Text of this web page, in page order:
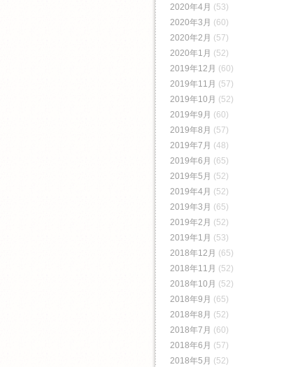
2020年4月 (53)
2020年3月 (60)
2020年2月 (57)
2020年1月 (52)
2019年12月 (60)
2019年11月 (57)
2019年10月 (52)
2019年9月 (60)
2019年8月 (57)
2019年7月 (48)
2019年6月 (65)
2019年5月 (52)
2019年4月 (52)
2019年3月 (65)
2019年2月 (52)
2019年1月 (53)
2018年12月 (65)
2018年11月 (52)
2018年10月 (52)
2018年9月 (65)
2018年8月 (52)
2018年7月 (60)
2018年6月 (57)
2018年5月 (52)